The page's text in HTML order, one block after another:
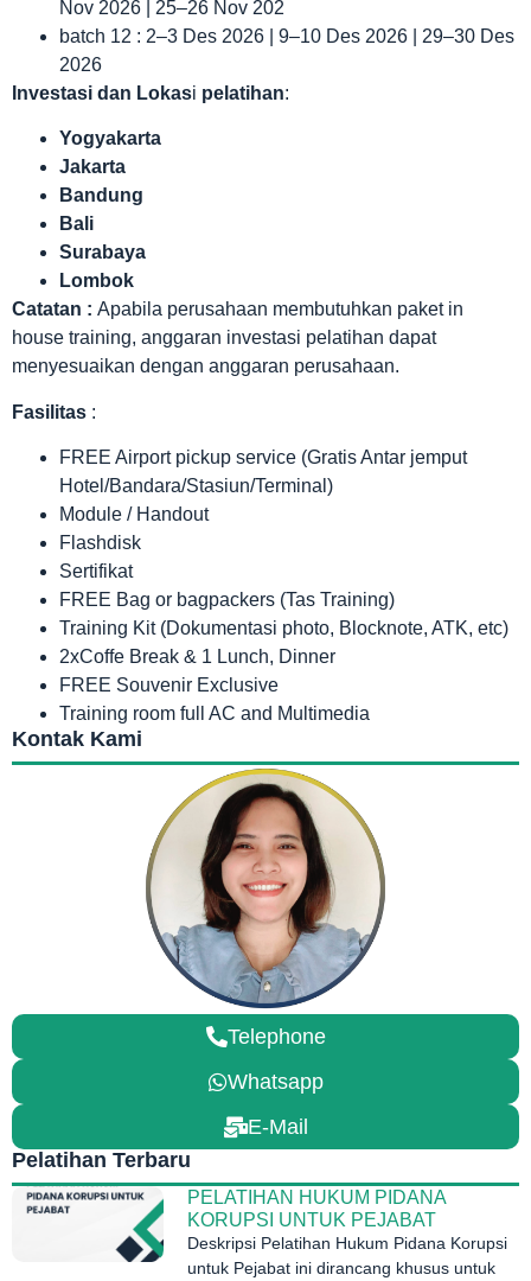
Nov 2026 | 25–26 Nov 202
batch 12 : 2–3 Des 2026 | 9–10 Des 2026 | 29–30 Des
2026
Investasi dan Lokasi pelatihan:
Yogyakarta
Jakarta
Bandung
Bali
Surabaya
Lombok
Catatan : Apabila perusahaan membutuhkan paket in
house training, anggaran investasi pelatihan dapat
menyesuaikan dengan anggaran perusahaan.
Fasilitas :
FREE Airport pickup service (Gratis Antar jemput
Hotel/Bandara/Stasiun/Terminal)
Module / Handout
Flashdisk
Sertifikat
FREE Bag or bagpackers (Tas Training)
Training Kit (Dokumentasi photo, Blocknote, ATK, etc)
2xCoffe Break & 1 Lunch, Dinner
FREE Souvenir Exclusive
Training room full AC and Multimedia
Kontak Kami
Telephone
Whatsapp
E-Mail
Pelatihan Terbaru
PELATIHAN HUKUM PIDANA
KORUPSI UNTUK PEJABAT
Deskripsi Pelatihan Hukum Pidana Korupsi
untuk Pejabat ini dirancang khusus untuk